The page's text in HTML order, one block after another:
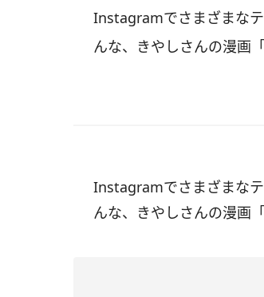
Instagramでさまざまな
んな、きやしさんの漫画
Instagramでさまざまな
んな、きやしさんの漫画